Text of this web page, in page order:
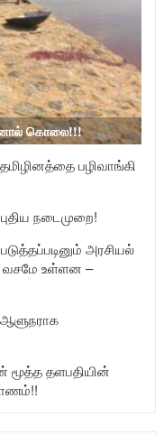
கொலை!!!
பழிவாங்கி
நடைமுறை!
அரசியல்
வசமே உள்ளன –
மூத்த தளபதியின்